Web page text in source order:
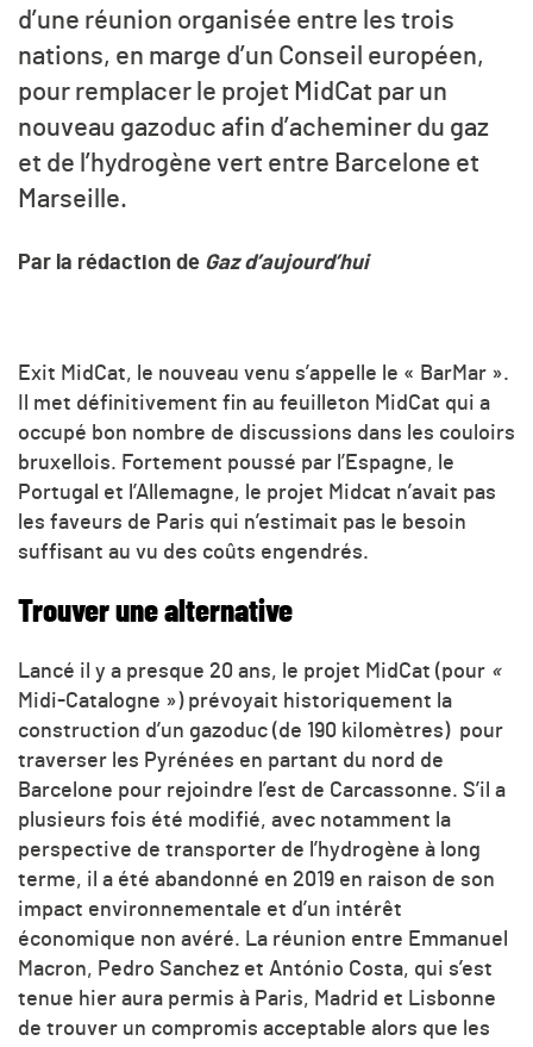
d’une réunion organisée entre les trois
nations, en marge d’un Conseil européen,
pour remplacer le projet MidCat par un
nouveau gazoduc afin d’acheminer du gaz
et de l’hydrogène vert entre Barcelone et
Marseille.
Par la rédaction de Gaz d’aujourd’hui
Exit MidCat, le nouveau venu s’appelle le « BarMar ».
Il met définitivement fin au feuilleton MidCat qui a
occupé bon nombre de discussions dans les couloirs
bruxellois. Fortement poussé par l’Espagne, le
Portugal et l’Allemagne, le projet Midcat n’avait pas
les faveurs de Paris qui n’estimait pas le besoin
suffisant au vu des coûts engendrés.
Trouver une alternative
Lancé il y a presque 20 ans, le projet MidCat (pour «
Midi-Catalogne ») prévoyait historiquement la
construction d’un gazoduc (de 190 kilomètres) pour
traverser les Pyrénées en partant du nord de
Barcelone pour rejoindre l’est de Carcassonne. S’il a
plusieurs fois été modifié, avec notamment la
perspective de transporter de l’hydrogène à long
terme, il a été abandonné en 2019 en raison de son
impact environnementale et d’un intérêt
économique non avéré. La réunion entre Emmanuel
Macron, Pedro Sanchez et António Costa, qui s’est
tenue hier aura permis à Paris, Madrid et Lisbonne
de trouver un compromis acceptable alors que les